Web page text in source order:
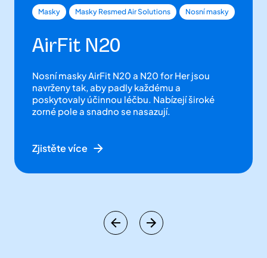
AirFit N20
Nosní masky AirFit N20 a N20 for Her jsou
navrženy tak, aby padly každému a
zorné pole a snadno se nasazují.
Zjistěte více